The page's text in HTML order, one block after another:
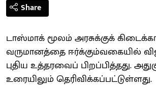
Share
டாஸ்மாக் மூலம் அரசுக்குக்
வருமானத்தை ஈர்க்கும்வகையில்
புதிய உத்தரவைப் பிறப்பித்தது.
உரையிலும் தெரிவிக்கப்பட்டுள்ளது.